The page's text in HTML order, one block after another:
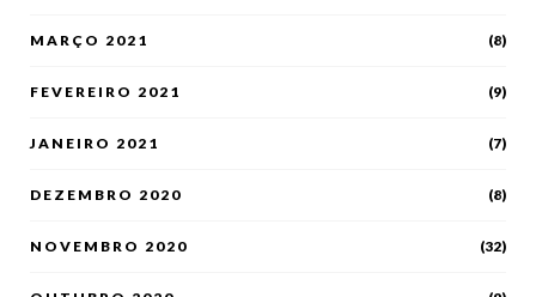
MARÇO 2021 (8)
FEVEREIRO 2021 (9)
JANEIRO 2021 (7)
DEZEMBRO 2020 (8)
NOVEMBRO 2020 (32)